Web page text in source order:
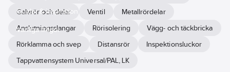
Guider & inspiration
Vanliga frågor
Galvrör och delar
Ventil
Metallrördelar
Anslutningsslangar
Rörisolering
Vägg- och täckbricka
Rörklamma och svep
Distansrör
Inspektionsluckor
Tappvattensystem Universal/PAL, LK